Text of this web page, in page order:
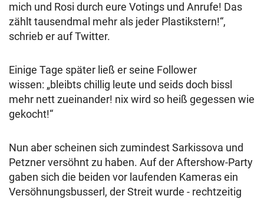
mich und Rosi durch eure Votings und Anrufe! Das
zählt tausendmal mehr als jeder Plastikstern!“,
schrieb er auf Twitter.
Einige Tage später ließ er seine Follower
wissen: „bleibts chillig leute und seids doch bissl
mehr nett zueinander! nix wird so heiß gegessen wie
gekocht!“
Nun aber scheinen sich zumindest Sarkissova und
Petzner versöhnt zu haben. Auf der Aftershow-Party
gaben sich die beiden vor laufenden Kameras ein
Versöhnungsbusserl, der Streit wurde - rechtzeitig